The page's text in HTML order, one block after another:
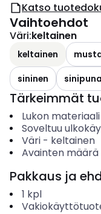
Katso
Vaihtoehdot
Väri:keltainen
keltainen
sininen
Tärkeimmät
Lukon materiaali
Soveltuu
Väri- keltainen
Avainten määrä
Pakkaus ja
1 kpl